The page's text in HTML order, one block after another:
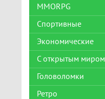
MMORPG
Спортивные
Экономические
С открытым миром
Головоломки
Ретро